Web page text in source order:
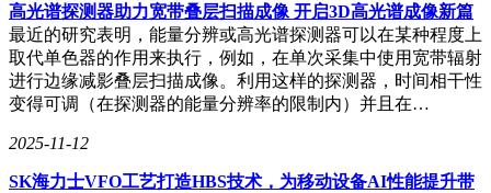
高光谱探测器助力宽带叠层扫描成像 开启3D高光谱成像新篇
最近的研究表明，能量分辨或高光谱探测器可以在某种程度上
取代单色器的作用来执行，例如，在单次采集中使用宽带辐射
进行边缘减影叠层扫描成像。利用这样的探测器，时间相干性
变得可调（在探测器的能量分辨率的限制内）并且在…
2025-11-12
SK海力士VFO工艺打造HBS技术，为移动设备AI性能提升带